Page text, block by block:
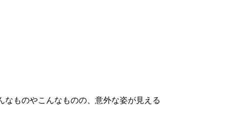
ものやこんなものの、意外な姿が見える